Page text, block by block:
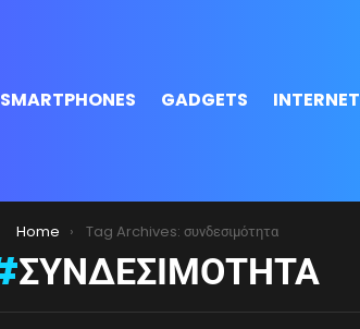
SMARTPHONES GADGETS INTERNET
Home Tag Archives: συνδεσιμότητα
ΣΥΝΔΕΣΙΜΌΤΗΤΑ